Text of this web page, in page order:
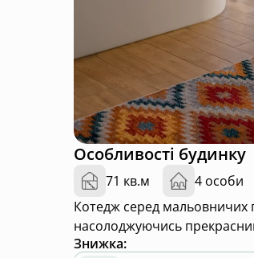
Особливості будинку
71 кв.м 4 особи
Котедж серед мальовничих
насолоджуючись
Знижка: